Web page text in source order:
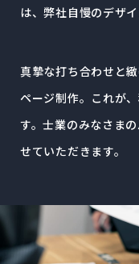
は、弊社自慢のデザ
真摯な打ち合わせと
ページ制作。 これが
す。士業のみなさま
せていただきます。